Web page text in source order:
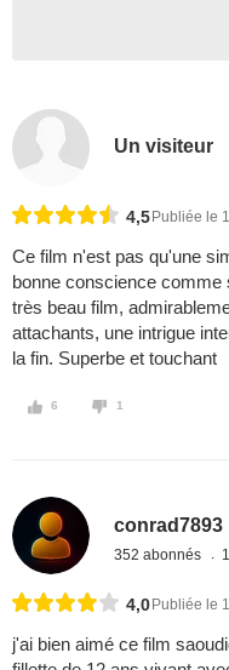
Un visiteur
4,5 Publiée le
Ce film n'est pas qu'une
bonne conscience comme
très beau film,
attachants, une intrigue
la fin. Superbe et touchant
6 1
conrad7893
352 abonnés
4,0 Publiée le
j'ai bien aimé ce film